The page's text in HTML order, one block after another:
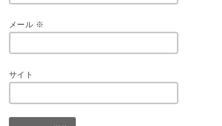
メール ※
サイト